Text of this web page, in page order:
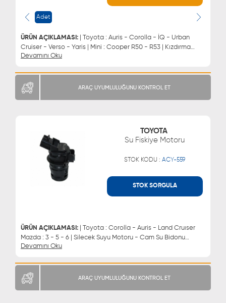
Adet
ÜRÜN AÇIKLAMASI: | Toyota : Auris - Corolla - İQ - Urban
Cruiser - Verso - Yaris | Mini : Cooper R50 - R53 | Kızdırma
Bujisi
Devamını Oku
MÜŞTERİ HİZMETLERİ
ARAÇ UYUMLULUĞUNU KONTROL ET
TOYOTA
Su Fiskiye Motoru
STOK KODU :ACY-559
STOK SORGULA
ÜRÜN AÇIKLAMASI: | Toyota : Corolla - Auris - Land Cruıser
Mazda : 3 - 5 - 6 | Silecek Suyu Motoru - Cam Su Bidonu
Motoru
Devamını Oku
0543 329 21 55
ARAÇ UYUMLULUĞUNU KONTROL ET